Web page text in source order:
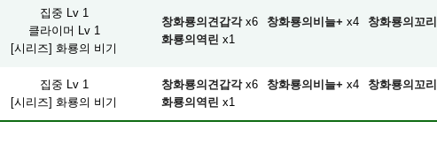
집중 Lv 1
클라이머 Lv 1
[시리즈] 화룡의 비기
창화룡의견갑각x6 창화룡의비늘+ x4 창화룡의꼬리
화룡의역린 x1
집중 Lv 1
[시리즈] 화룡의 비기
창화룡의견갑각x6 창화룡의비늘+ x4 창화룡의꼬리
화룡의역린 x1